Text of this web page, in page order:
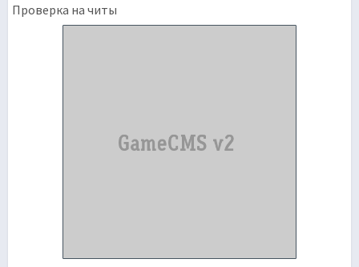
Проверка на читы